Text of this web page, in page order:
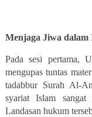
Menjaga Jiwa dalam
Pada sesi pertama,
mengupas tuntas
tadabbur Surah Al-
syariat Islam sangat
Landasan hukum